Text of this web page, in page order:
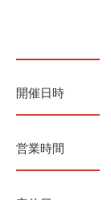
開催日時
営業時間